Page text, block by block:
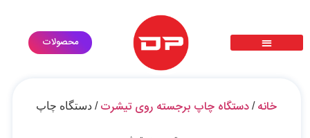
محصولات
خانه / دستگاه چاپ برجسته روی تیشرت / دستگاه چاپ